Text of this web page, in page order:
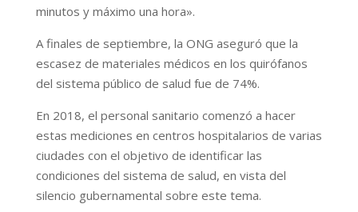
minutos y máximo una hora».
A finales de septiembre, la ONG aseguró que la
escasez de materiales médicos en los quirófanos
del sistema público de salud fue de 74%.
En 2018, el personal sanitario comenzó a hacer
estas mediciones en centros hospitalarios de varias
ciudades con el objetivo de identificar las
condiciones del sistema de salud, en vista del
silencio gubernamental sobre este tema.